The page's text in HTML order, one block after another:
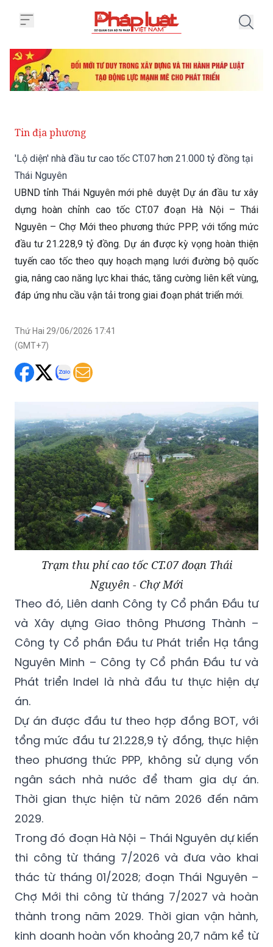
Tin địa phương
'Lộ diện' nhà đầu tư cao tốc CT.07 hơn 21.000 tỷ đồng tại
Thái Nguyên
UBND tỉnh Thái Nguyên mới phê duyệt Dự án đầu tư xây
dựng hoàn chỉnh cao tốc CT.07 đoạn Hà Nội – Thái
Nguyên – Chợ Mới theo phương thức PPP, với tổng mức
đầu tư 21.228,9 tỷ đồng. Dự án được kỳ vọng hoàn thiện
tuyến cao tốc theo quy hoạch mạng lưới đường bộ quốc
gia, nâng cao năng lực khai thác, tăng cường liên kết vùng,
đáp ứng nhu cầu vận tải trong giai đoạn phát triển mới.
Thứ Hai 29/06/2026 17:41
(GMT+7)
Trạm thu phí cao tốc CT.07 đoạn Thái
Nguyên - Chợ Mới
Theo đó, Liên danh Công ty Cổ phần Đầu tư
và Xây dựng Giao thông Phương Thành –
Công ty Cổ phần Đầu tư Phát triển Hạ tầng
Nguyên Minh – Công ty Cổ phần Đầu tư và
Phát triển Indel là nhà đầu tư thực hiện dự
án.
Dự án được đầu tư theo hợp đồng BOT, với
tổng mức đầu tư 21.228,9 tỷ đồng, thực hiện
theo phương thức PPP, không sử dụng vốn
ngân sách nhà nước để tham gia dự án.
Thời gian thực hiện từ năm 2026 đến năm
2029.
Trong đó đoạn Hà Nội – Thái Nguyên dự kiến
thi công từ tháng 7/2026 và đưa vào khai
thác từ tháng 01/2028; đoạn Thái Nguyên –
Chợ Mới thi công từ tháng 7/2027 và hoàn
thành trong năm 2029. Thời gian vận hành,
kinh doanh hoàn vốn khoảng 20,7 năm kể từ